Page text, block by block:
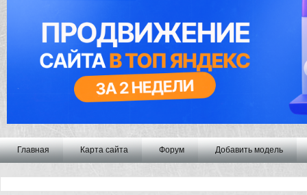
Главная Карта сайта Форум Добавить модель